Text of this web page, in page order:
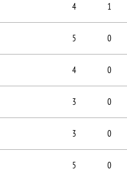
4 1
5 0
4 0
3 0
3 0
5 0